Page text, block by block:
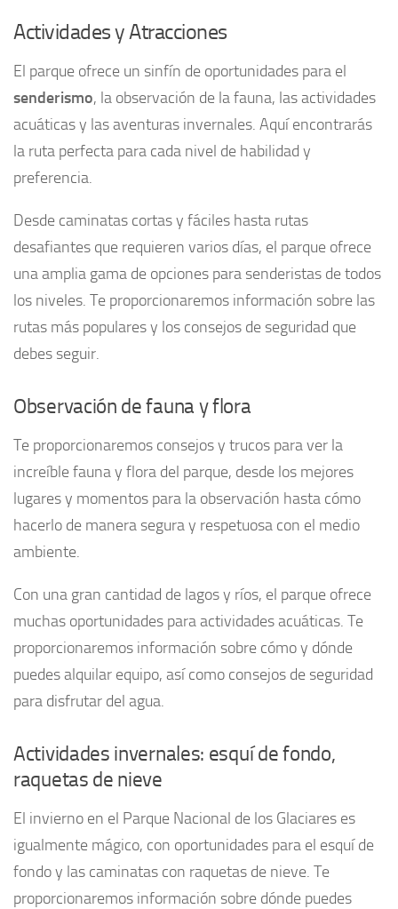
Actividades y Atracciones
El parque ofrece un sinfín de oportunidades para el
senderismo, la observación de la fauna, las actividades
acuáticas y las aventuras invernales. Aquí encontrarás
la ruta perfecta para cada nivel de habilidad y
preferencia.
Desde caminatas cortas y fáciles hasta rutas
desafiantes que requieren varios días, el parque ofrece
una amplia gama de opciones para senderistas de todos
los niveles. Te proporcionaremos información sobre las
rutas más populares y los consejos de seguridad que
debes seguir.
Observación de fauna y flora
Te proporcionaremos consejos y trucos para ver la
increíble fauna y flora del parque, desde los mejores
lugares y momentos para la observación hasta cómo
hacerlo de manera segura y respetuosa con el medio
ambiente.
Con una gran cantidad de lagos y ríos, el parque ofrece
muchas oportunidades para actividades acuáticas. Te
proporcionaremos información sobre cómo y dónde
puedes alquilar equipo, así como consejos de seguridad
para disfrutar del agua.
Actividades invernales: esquí de fondo,
raquetas de nieve
El invierno en el Parque Nacional de los Glaciares es
igualmente mágico, con oportunidades para el esquí de
fondo y las caminatas con raquetas de nieve. Te
proporcionaremos información sobre dónde puedes